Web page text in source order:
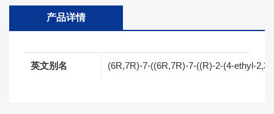
产品详情
英文别名 (6R,7R)-7-((6R,7R)-7-((R)-2-(4-ethyl-